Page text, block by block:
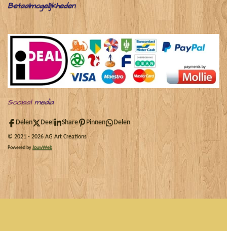
Betaalmogelijkheden
Sociaalmedia
Delen Deel Share Pinnen Delen
© 2021 - 2026 AG Art Creations
Powered byJouwWeb